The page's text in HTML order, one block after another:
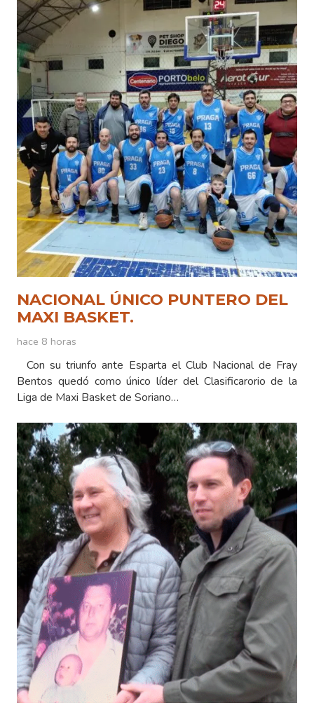
NACIONAL ÚNICO PUNTERO DEL
MAXI BASKET.
hace 8 horas
Con su triunfo ante Esparta el Club Nacional de Fray
Bentos quedó como único líder del Clasificarorio de la
Liga de Maxi Basket de Soriano…